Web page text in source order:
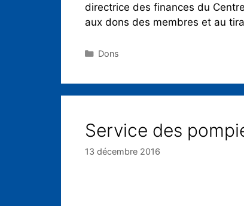
directrice des finances du
aux dons des membres et au
Dons
Service des
13 décembre 2016